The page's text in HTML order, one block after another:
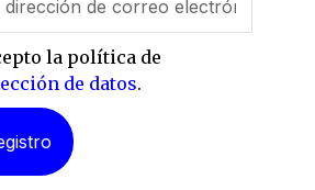
la política de
de datos.